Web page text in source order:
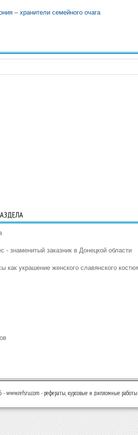
– хранители семейного очага
- знаменитый заказник в Донецкой области
как украшение женского славянского
www.refsru.com - рефераты, курсовые и дипломные работы